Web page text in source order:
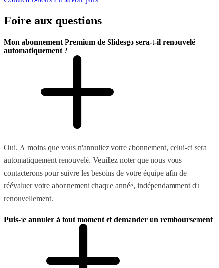
Foire aux questions
Mon abonnement Premium de Slidesgo sera-t-il renouvelé
automatiquement ?
Oui. À moins que vous n'annuliez votre abonnement, celui-ci sera
automatiquement renouvelé. Veuillez noter que nous vous
contacterons pour suivre les besoins de votre équipe afin de
réévaluer votre abonnement chaque année, indépendamment du
renouvellement.
Puis-je annuler à tout moment et demander un remboursement